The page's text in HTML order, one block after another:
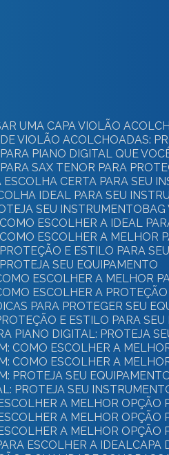
UMA CAPA VIOLÃO
DE VIOLÃO ACOLCHOADAS:
PARA PIANO DIGITAL QUE
PARA SAX TENOR PARA
ESCOLHA CERTA PARA SEU
IDEAL PARA SEU
SEU INSTRUMENTO
COMO ESCOLHER A IDEAL
COMO ESCOLHER A MELHOR
E ESTILO PARA
SEU EQUIPAMENTO
ESCOLHER A MELHOR
ESCOLHER A
PARA PROTEGER SEU
E ESTILO PARA
PIANO DIGITAL: PROTEJA
COMO ESCOLHER A
COMO ESCOLHER A
PROTEJA SEU
PROTEJA SEU
A MELHOR
A MELHOR
A MELHOR
ESCOLHER A IDEAL